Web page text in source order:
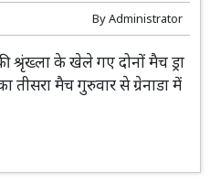
ByAdministrator
श्रृंख्ला के खेले गए दोनों मैच ड्रा
तीसरा मैच गुरुवार से ग्रेनाडा में